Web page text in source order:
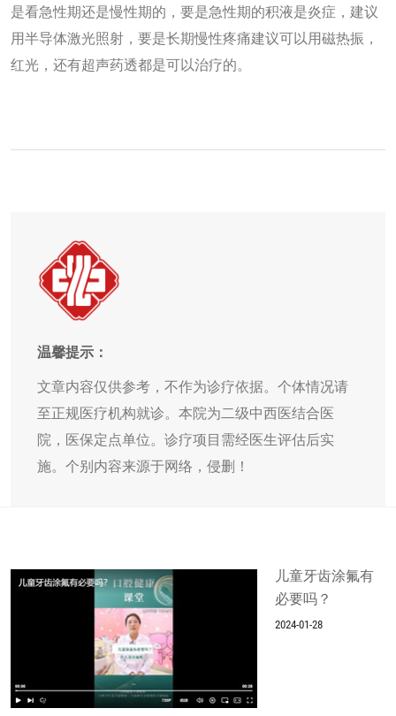
是看急性期还是慢性期的，要是急性期的积液是炎症，建议
用半导体激光照射，要是长期慢性疼痛建议可以用磁热振，
红光，还有超声药透都是可以治疗的。
温馨提示：
文章内容仅供参考，不作为诊疗依据。个体情况请
至正规医疗机构就诊。本院为二级中西医结合医
院，医保定点单位。诊疗项目需经医生评估后实
施。个别内容来源于网络，侵删！
儿童牙齿涂氟有
必要吗？
2024-01-28